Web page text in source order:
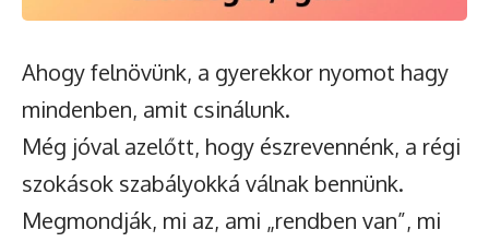
Ahogy felnövünk, a gyerekkor nyomot hagy
mindenben, amit csinálunk.
Még jóval azelőtt, hogy észrevennénk, a régi
szokások szabályokká válnak bennünk.
Megmondják, mi az, ami „rendben van”, mi